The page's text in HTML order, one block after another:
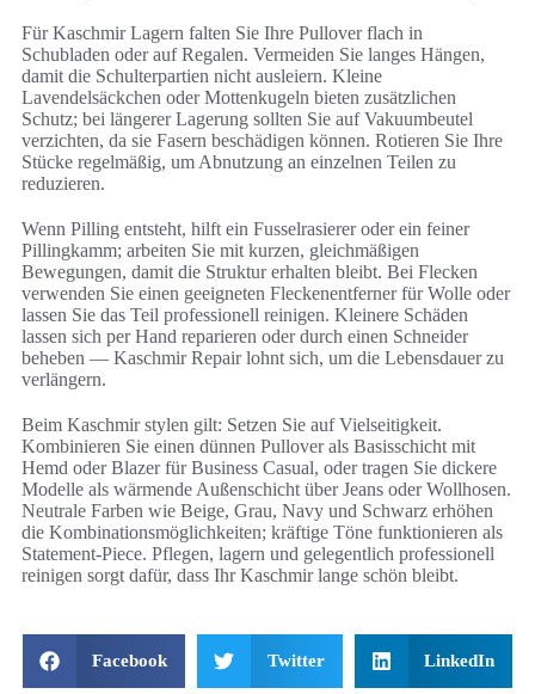
Für Kaschmir Lagern falten Sie Ihre Pullover flach in
Schubladen oder auf Regalen. Vermeiden Sie langes Hängen,
damit die Schulterpartien nicht ausleiern. Kleine
Lavendelsäckchen oder Mottenkugeln bieten zusätzlichen
Schutz; bei längerer Lagerung sollten Sie auf Vakuumbeutel
verzichten, da sie Fasern beschädigen können. Rotieren Sie Ihre
Stücke regelmäßig, um Abnutzung an einzelnen Teilen zu
reduzieren.
Wenn Pilling entsteht, hilft ein Fusselrasierer oder ein feiner
Pillingkamm; arbeiten Sie mit kurzen, gleichmäßigen
Bewegungen, damit die Struktur erhalten bleibt. Bei Flecken
verwenden Sie einen geeigneten Fleckenentferner für Wolle oder
lassen Sie das Teil professionell reinigen. Kleinere Schäden
lassen sich per Hand reparieren oder durch einen Schneider
beheben — Kaschmir Repair lohnt sich, um die Lebensdauer zu
verlängern.
Beim Kaschmir stylen gilt: Setzen Sie auf Vielseitigkeit.
Kombinieren Sie einen dünnen Pullover als Basisschicht mit
Hemd oder Blazer für Business Casual, oder tragen Sie dickere
Modelle als wärmende Außenschicht über Jeans oder Wollhosen.
Neutrale Farben wie Beige, Grau, Navy und Schwarz erhöhen
die Kombinationsmöglichkeiten; kräftige Töne funktionieren als
Statement-Piece. Pflegen, lagern und gelegentlich professionell
reinigen sorgt dafür, dass Ihr Kaschmir lange schön bleibt.
Facebook Twitter LinkedIn